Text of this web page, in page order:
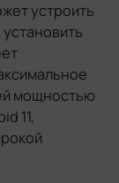
устроить
мощностью
11,